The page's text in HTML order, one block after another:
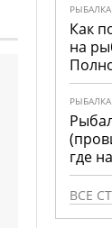
РЫБАЛКА
Как
на
РЫБАЛКА
где
что
ВСЕ